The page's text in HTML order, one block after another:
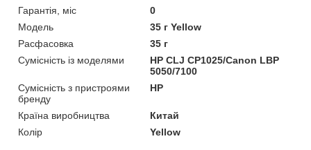
Гарантія, міс
0
Мoдель
35 г Yellow
Расфасовка
35 г
Сумісність із моделями
HP CLJ CP1025/Canon LBP
5050/7100
Сумісність з пристроями
бренду
HP
Країна виробництва
Китай
Колір
Yellow